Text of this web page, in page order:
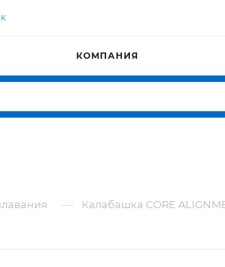
КОМПАНИЯ
— Калабашка CORE